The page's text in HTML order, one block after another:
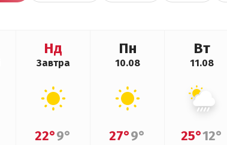
Нд
Завтра
22°9°
Пн
10.08
27°9°
Вт
11.08
25°12°